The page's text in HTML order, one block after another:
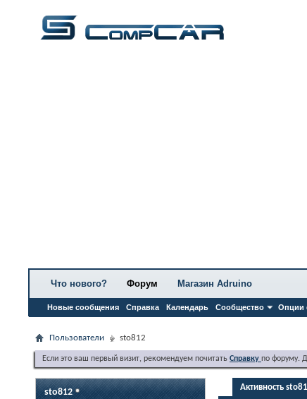
Что нового? Форум
Новые сообщения Справка Календарь Сообщество Опции
Магазин Adruino
Пользователи sto812
Если это ваш первый визит, рекомендуем почитать Справку по форуму.
sto812 Активность